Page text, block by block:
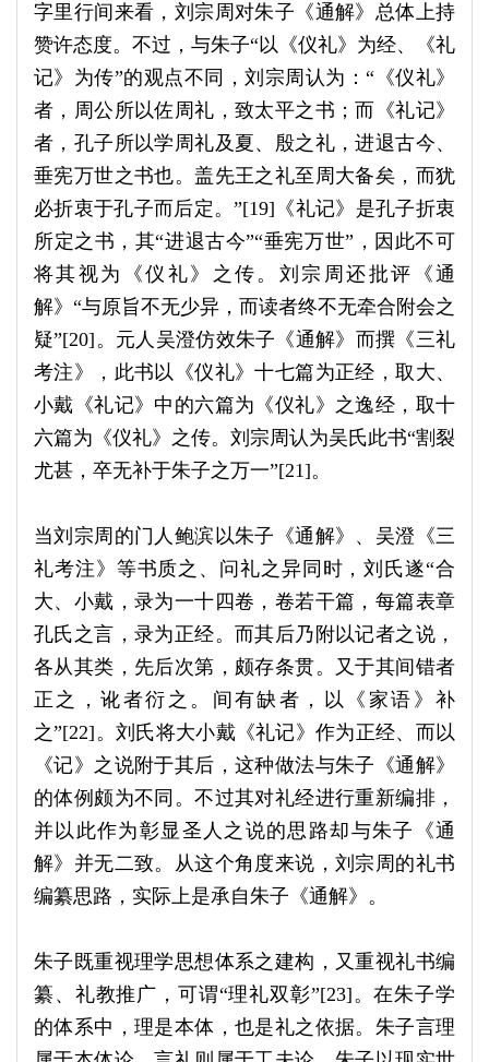
字里行间来看，刘宗周对朱子《通解》总体上持
赞许态度。不过，与朱子“以《仪礼》为经、《礼
记》为传”的观点不同，刘宗周认为：“《仪礼》
者，周公所以佐周礼，致太平之书；而《礼记》
者，孔子所以学周礼及夏、殷之礼，进退古今、
垂宪万世之书也。盖先王之礼至周大备矣，而犹
必折衷于孔子而后定。”[19]《礼记》是孔子折衷
所定之书，其“进退古今”“垂宪万世”，因此不可
将其视为《仪礼》之传。刘宗周还批评《通
解》“与原旨不无少异，而读者终不无牵合附会之
疑”[20]。元人吴澄仿效朱子《通解》而撰《三礼
考注》，此书以《仪礼》十七篇为正经，取大、
小戴《礼记》中的六篇为《仪礼》之逸经，取十
六篇为《仪礼》之传。刘宗周认为吴氏此书“割裂
尤甚，卒无补于朱子之万一”[21]。
当刘宗周的门人鲍滨以朱子《通解》、吴澄《三
礼考注》等书质之、问礼之异同时，刘氏遂“合
大、小戴，录为一十四卷，卷若干篇，每篇表章
孔氏之言，录为正经。而其后乃附以记者之说，
各从其类，先后次第，颇存条贯。又于其间错者
正之，讹者衍之。间有缺者，以《家语》补
之”[22]。刘氏将大小戴《礼记》作为正经、而以
《记》之说附于其后，这种做法与朱子《通解》
的体例颇为不同。不过其对礼经进行重新编排，
并以此作为彰显圣人之说的思路却与朱子《通
解》并无二致。从这个角度来说，刘宗周的礼书
编纂思路，实际上是承自朱子《通解》。
朱子既重视理学思想体系之建构，又重视礼书编
纂、礼教推广，可谓“理礼双彰”[23]。在朱子学
的体系中，理是本体，也是礼之依据。朱子言理